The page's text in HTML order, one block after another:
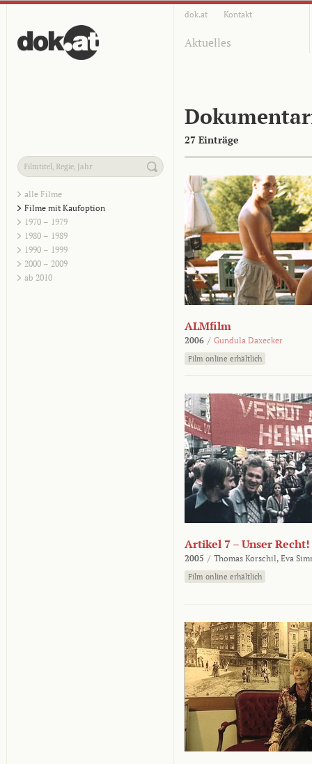
dok.at Kontakt
Aktuelles
27 Einträge
alle Filme
Filme mit Kaufoption
1970 – 1979
1980 – 1989
1990 – 1999
2000 – 2009
ab 2010
ALMfilm
2006 / Gundula Daxecker
Film online erhältlich
Artikel 7 – Unser Recht!
2005 / Thomas Korschil, Eva
Film online erhältlich